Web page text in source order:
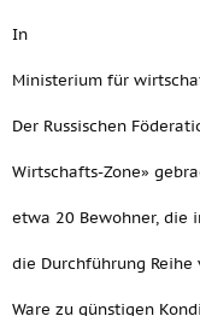
In
Ministerium für
Der Russischen
Wirtschafts-Zone»
etwa 20 Bewohner, die
die Durchführung
Ware zu günstigen